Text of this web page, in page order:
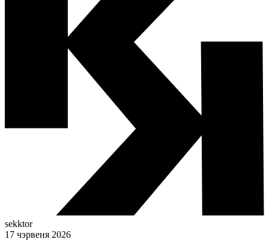
sekktor
17 чэрвеня 2026